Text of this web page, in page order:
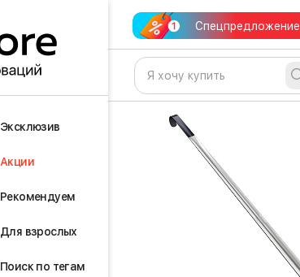
Эксклюзив
Акции
Рекомендуем
Для взрослых
Поиск по тегам
Спецпредложение